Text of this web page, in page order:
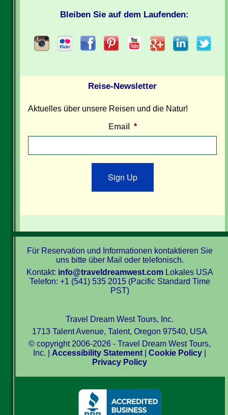
Bleiben Sie auf dem Laufenden:
Reise-Newsletter
Aktuelles über unsere Reisen und die Natur!
Email *
Sign Up
Für Reservation und Informationen kontaktieren Sie
uns bitte über Mail oder telefonisch.
Kontakt: info@traveldreamwest.comLokales USA
Telefon: +1 (541) 535 2015 (Pacific Standard Time
PST)
Travel Dream West Tours, Inc.
1713 Talent Avenue, Talent, Oregon 97540, USA
© copyright 2006-2026 - Travel Dream West Tours,
Inc. | Accessibility Statement |Cookie Policy
Privacy Policy